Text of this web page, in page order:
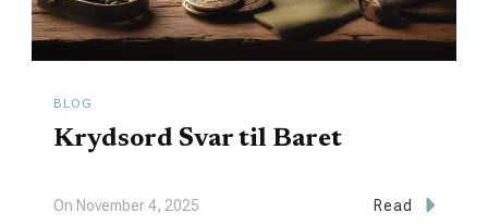
BLOG
Krydsord Svar til Baret
On November 4, 2025 Read